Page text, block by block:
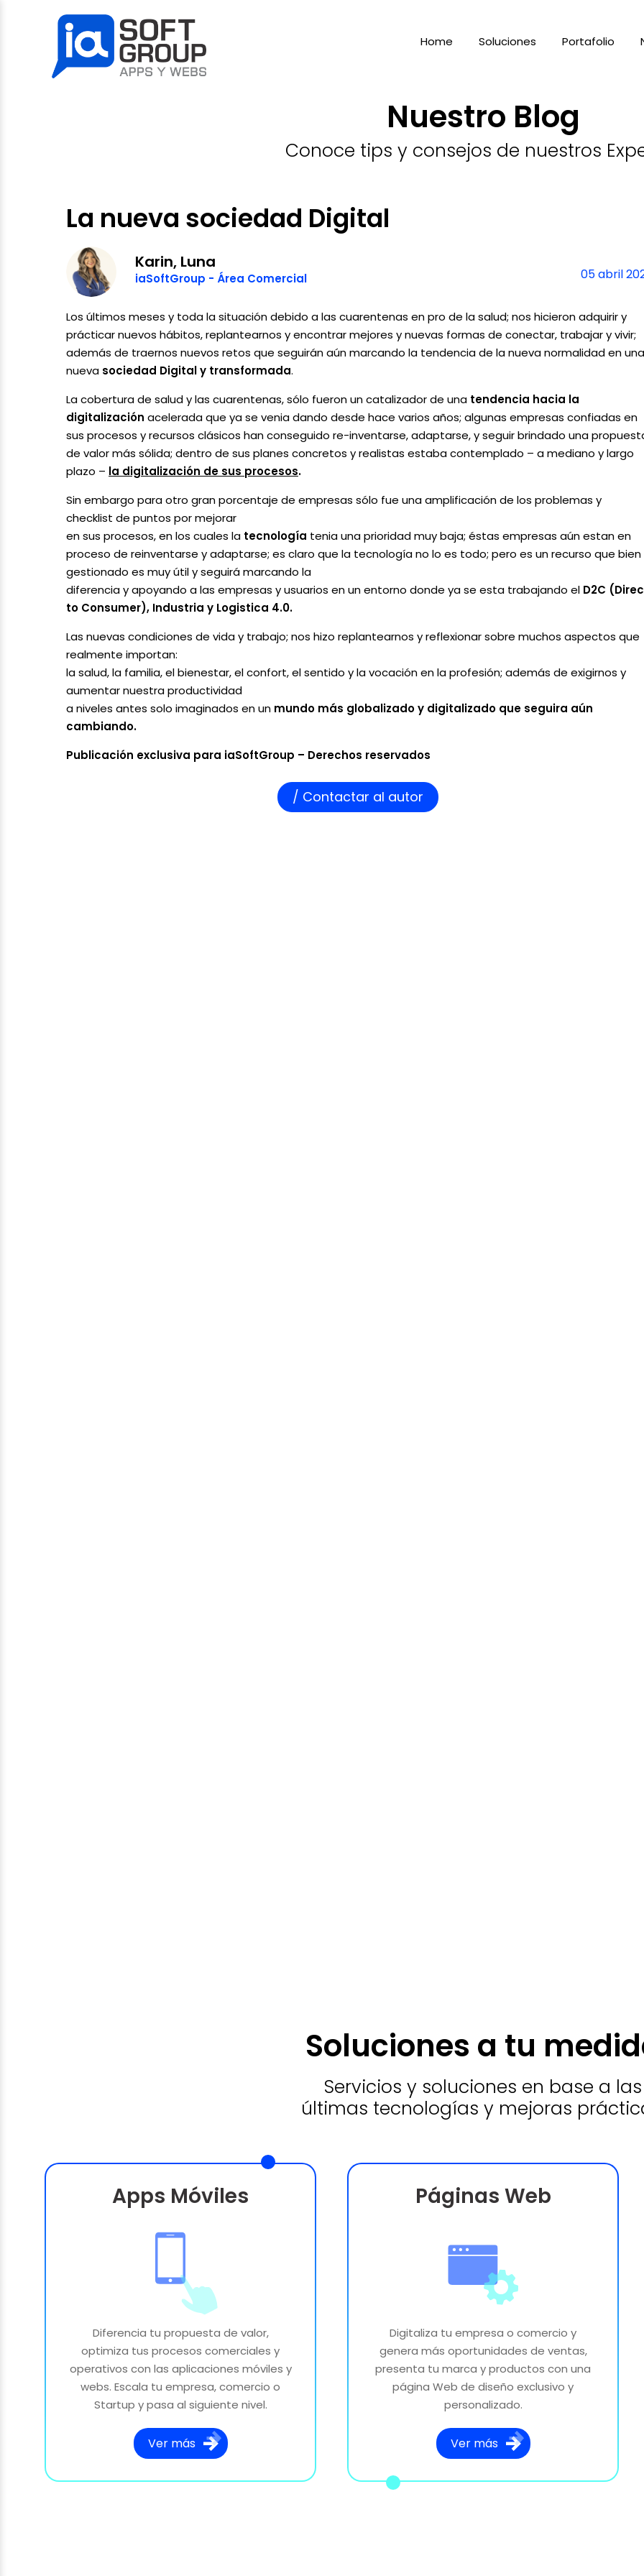
Home Soluciones Portafolio
Nuestro Blog
Conoce tips y consejos de nuestros
La nueva sociedad Digital
Karin, Luna
iaSoftGroup - Área Comercial 05 abril
Los últimos meses y toda la situación debido a las cuarentenas en pro de la salud; nos hicieron adquirir y
prácticar nuevos hábitos, replantearnos y encontrar mejores y nuevas formas de conectar, trabajar y vivir;
además de traernos nuevos retos que seguirán aún marcando la tendencia de la nueva normalidad en una
nueva sociedad Digital y transformada.
La cobertura de salud y las cuarentenas, sólo fueron un catalizador de una tendencia hacia la
digitalización acelerada que ya se venia dando desde hace varios años; algunas empresas confiadas en
sus procesos y recursos clásicos han conseguido re-inventarse, adaptarse, y seguir brindado una
de valor más sólida; dentro de sus planes concretos y realistas estaba contemplado – a mediano y largo
plazo – la digitalización de sus procesos.
Sin embargo para otro gran porcentaje de empresas sólo fue una amplificación de los problemas y
checklist de puntos por mejorar
en sus procesos, en los cuales la tecnología tenia una prioridad muy baja; éstas empresas aún estan en
proceso de reinventarse y adaptarse; es claro que la tecnología no lo es todo; pero es un recurso que bien
gestionado es muy útil y seguirá marcando la
diferencia y apoyando a las empresas y usuarios en un entorno donde ya se esta trabajando el D2C
to Consumer), Industria y Logistica 4.0.
Las nuevas condiciones de vida y trabajo; nos hizo replantearnos y reflexionar sobre muchos aspectos que
realmente importan:
la salud, la familia, el bienestar, el confort, el sentido y la vocación en la profesión; además de exigirnos y
aumentar nuestra productividad
a niveles antes solo imaginados en un mundo más globalizado y digitalizado que seguira aún
cambiando.
Publicación exclusiva para iaSoftGroup – Derechos reservados
/ Contactar al autor
Soluciones a tu
Servicios y soluciones en base a las
últimas tecnologías y mejoras
Apps Móviles
Diferencia tu propuesta de valor,
optimiza tus procesos comerciales y
operativos con las aplicaciones móviles y
webs. Escala tu empresa, comercio o
Startup y pasa al siguiente nivel.
Ver más
Páginas Web
Digitaliza tu empresa o comercio y
genera más oportunidades de ventas,
presenta tu marca y productos con una
página Web de diseño exclusivo y
personalizado.
Ver más